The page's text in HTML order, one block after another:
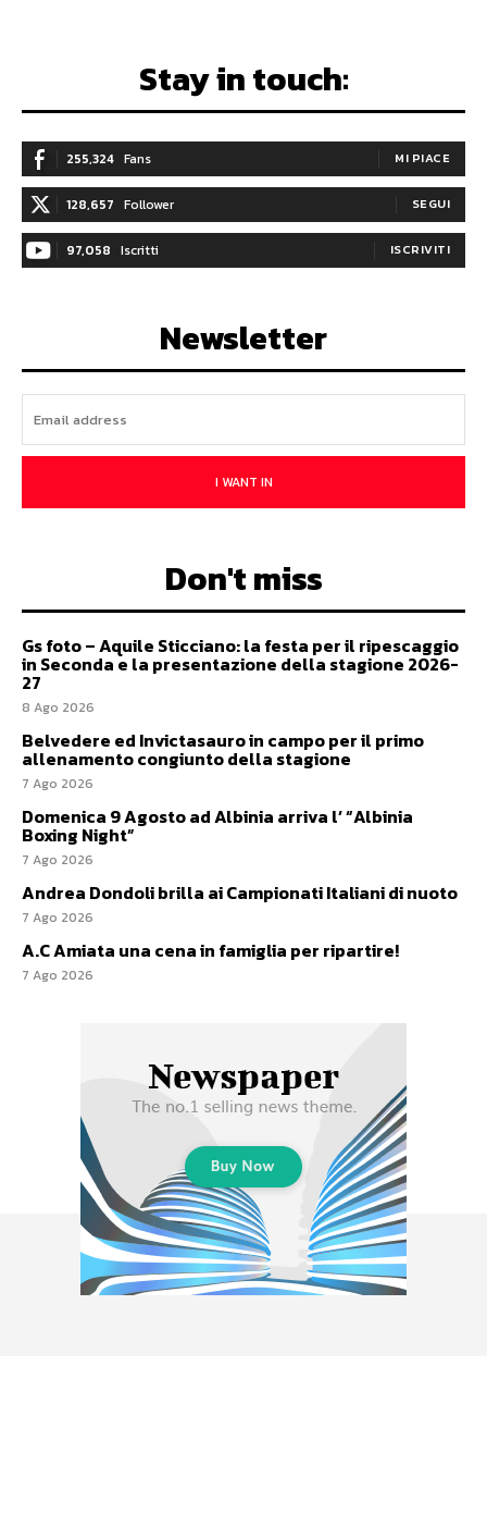
Stay in touch:
255,324 Fans MI PIACE
128,657 Follower SEGUI
97,058 Iscritti ISCRIVITI
Newsletter
I WANT IN
Don't miss
Gs foto – Aquile Sticciano: la festa per il ripescaggio
in Seconda e la presentazione della stagione 2026-
27
8 Ago 2026
Belvedere ed Invictasauro in campo per il primo
allenamento congiunto della stagione
7 Ago 2026
Domenica 9 Agosto ad Albinia arriva l’ “Albinia
Boxing Night”
7 Ago 2026
Andrea Dondoli brilla ai Campionati Italiani di nuoto
7 Ago 2026
A.C Amiata una cena in famiglia per ripartire!
7 Ago 2026